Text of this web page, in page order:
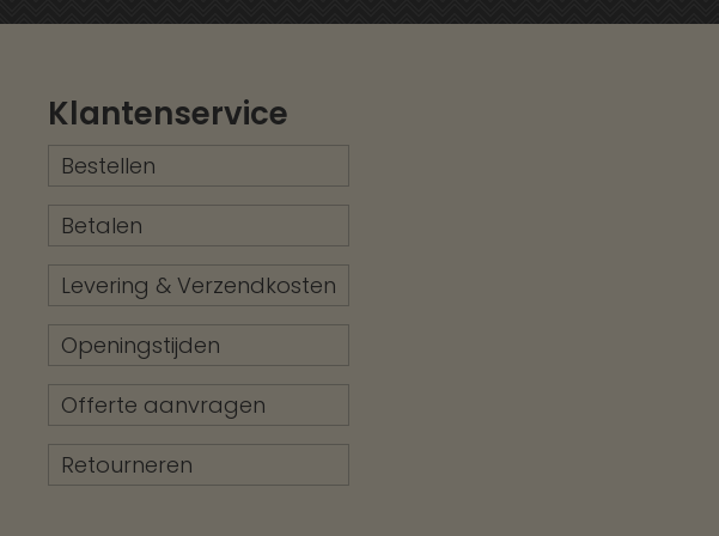
Klantenservice
Bestellen
Betalen
Levering & Verzendkosten
Openingstijden
Offerte aanvragen
Retourneren